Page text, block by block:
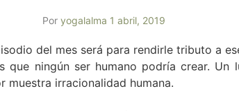
Por yogalalma 1 abril, 2019
del mes será para rendirle tributo a
ningún ser humano podría crear.
muestra irracionalidad humana.